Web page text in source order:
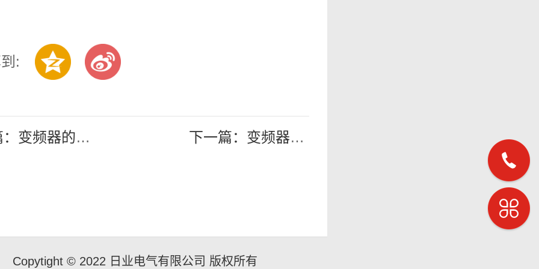
:
上一篇：变频器的频率信号是怎么获得的 下一篇：变频器是如何实现空压机节能运行的？
Copytight © 2022 日业电气有限公司 版权所有